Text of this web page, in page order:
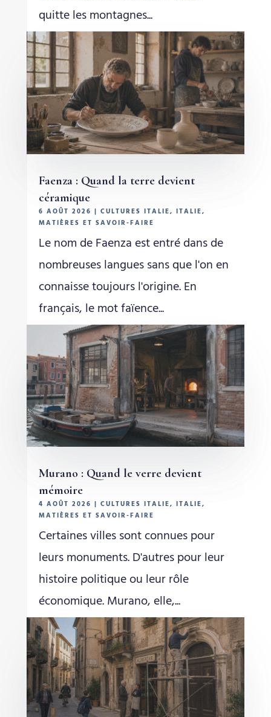
quitte les montagnes...
Faenza : Quand la terre devient
céramique
6 AOÛT 2026 | CULTURES ITALIE, ITALIE,
MATIÈRES ET SAVOIR-FAIRE
Le nom de Faenza est entré dans de
nombreuses langues sans que l'on en
connaisse toujours l'origine. En
français, le mot faïence...
Murano : Quand le verre devient
mémoire
4 AOÛT 2026 | CULTURES ITALIE, ITALIE,
MATIÈRES ET SAVOIR-FAIRE
Certaines villes sont connues pour
leurs monuments. D'autres pour leur
histoire politique ou leur rôle
économique. Murano, elle,...